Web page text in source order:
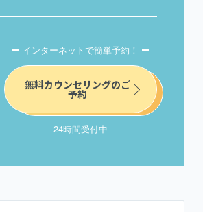
インターネットで簡単予約！
無料カウンセリングのご
予約
24時間受付中